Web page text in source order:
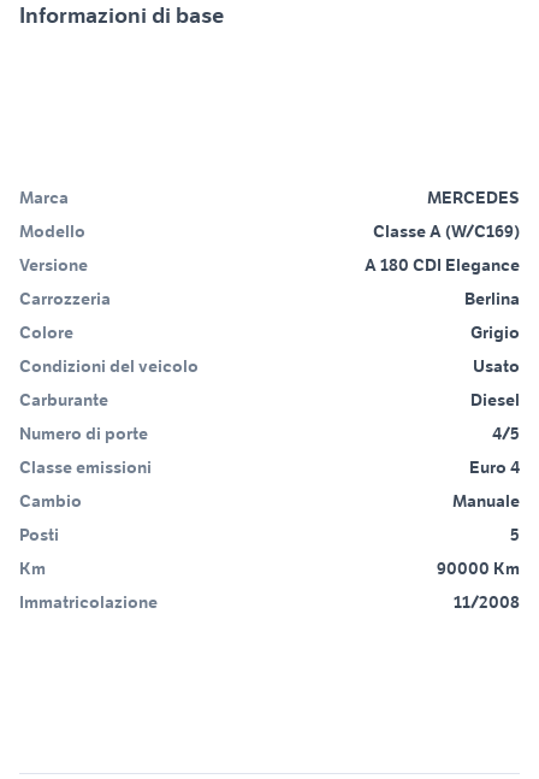
Informazioni di base
Marca
MERCEDES
Modello
Classe A (W/C169)
Versione
A 180 CDI Elegance
Carrozzeria
Berlina
Colore
Grigio
Condizioni del veicolo
Usato
Carburante
Diesel
Numero di porte
4/5
Classe emissioni
Euro 4
Cambio
Manuale
Posti
5
Km
90000 Km
Immatricolazione
11/2008